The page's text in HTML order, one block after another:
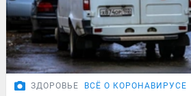
ЗДОРОВЬЕ ВСЁ О КОРОНАВИРУСЕ